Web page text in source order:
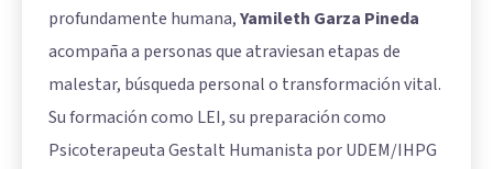
profundamente humana,Yamileth Garza Pineda
acompaña a personas que atraviesan etapas de
malestar, búsqueda personal o transformación vital.
Su formación como LEI, su preparación como
Psicoterapeuta Gestalt Humanista por UDEM/IHPG